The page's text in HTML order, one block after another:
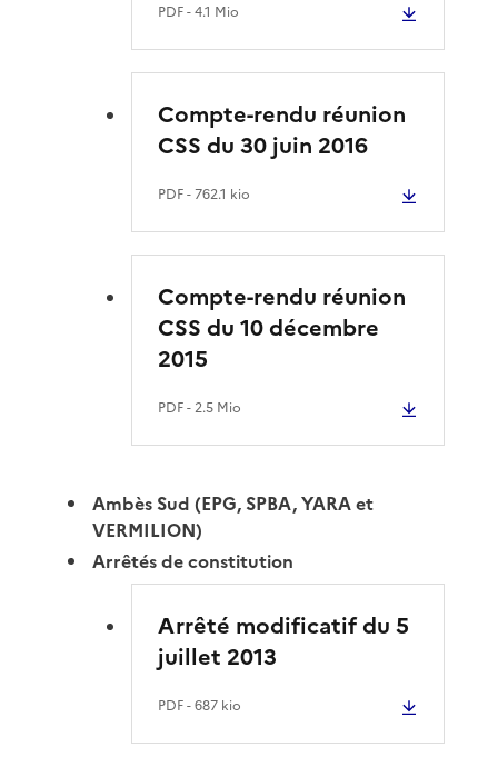
PDF- 4.1 Mio
Compte-rendu réunion
CSS du 30 juin 2016
PDF- 762.1 kio
Compte-rendu réunion
CSS du 10 décembre
2015
PDF- 2.5 Mio
Ambès Sud (EPG, SPBA, YARA et
VERMILION)
Arrêtés de constitution
Arrêté modificatif du 5
juillet 2013
PDF- 687 kio